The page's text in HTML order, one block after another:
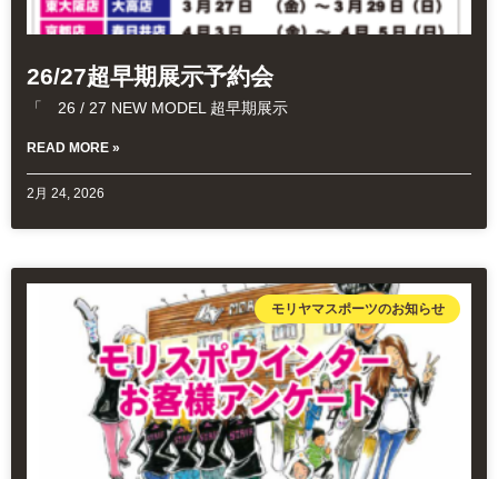
26/27超早期展示予約会
「 26 / 27 NEW MODEL 超早期展示
READ MORE »
2月 24, 2026
モリヤマスポーツのお知らせ